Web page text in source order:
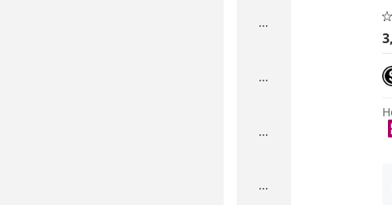
...
...
...
...